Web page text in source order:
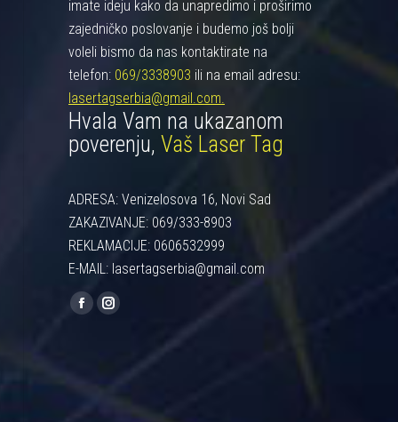
imate ideju kako da unapredimo i proširimo
zajedničko poslovanje i budemo još bolji
voleli bismo da nas kontaktirate na
telefon: 069/3338903 ili na email adresu:
lasertagserbia@gmail.com.
Hvala Vam na ukazanom
poverenju, Vaš Laser Tag
ADRESA: Venizelosova 16, Novi Sad
ZAKAZIVANJE: 069/333-8903
REKLAMACIJE: 0606532999
E-MAIL: lasertagserbia@gmail.com
Find us on:
FacebookInstagram